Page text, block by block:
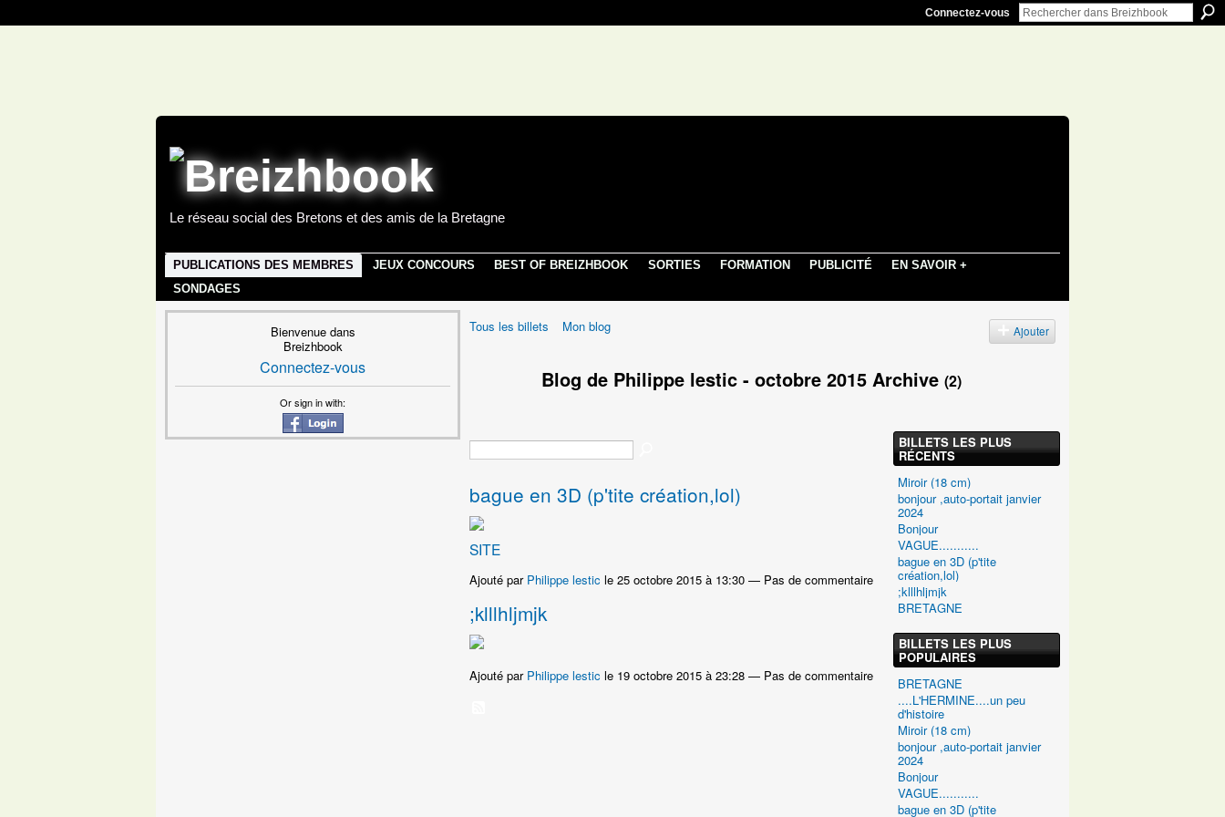
Connectez-vous
Le réseau social des Bretons et des amis de la Bretagne
PUBLICATIONS DES MEMBRES JEUX CONCOURS BEST OF BREIZHBOOK SORTIES FORMATION PUBLICITÉ
EN SAVOIR +
SONDAGES
Bienvenue dans
Breizhbook
Connectez-vous
Or sign in with:
Tous les billets Mon blog Ajouter
Blog de Philippe lestic - octobre 2015 Archive (2)
bague en 3D (p'tite création,lol)
SITE
Ajouté par Philippe lestic le 25 octobre 2015 à 13:30 — Pas de commentaire
;klllhljmjk
Ajouté par Philippe lestic le 19 octobre 2015 à 23:28 — Pas de commentaire
BILLETS LES PLUS
RÉCENTS
Miroir (18 cm)
bonjour ,auto-portait janvier
2024
Bonjour
VAGUE...........
bague en 3D (p'tite
création,lol)
;klllhljmjk
BRETAGNE
BILLETS LES PLUS
POPULAIRES
BRETAGNE
....L'HERMINE....un peu
d'histoire
Miroir (18 cm)
bonjour ,auto-portait janvier
2024
Bonjour
VAGUE...........
bague en 3D (p'tite